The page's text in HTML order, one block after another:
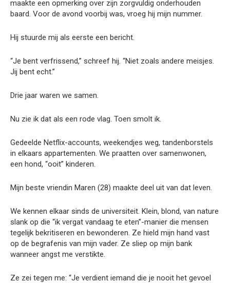
maakte een opmerking over zijn zorgvuldig onderhouden
baard. Voor de avond voorbij was, vroeg hij mijn nummer.
Hij stuurde mij als eerste een bericht.
“Je bent verfrissend,” schreef hij. “Niet zoals andere meisjes.
Jij bent echt.”
Drie jaar waren we samen.
Nu zie ik dat als een rode vlag. Toen smolt ik.
Gedeelde Netflix-accounts, weekendjes weg, tandenborstels
in elkaars appartementen. We praatten over samenwonen,
een hond, “ooit” kinderen.
Mijn beste vriendin Maren (28) maakte deel uit van dat leven.
We kennen elkaar sinds de universiteit. Klein, blond, van nature
slank op die “ik vergat vandaag te eten”-manier die mensen
tegelijk bekritiseren en bewonderen. Ze hield mijn hand vast
op de begrafenis van mijn vader. Ze sliep op mijn bank
wanneer angst me verstikte.
Ze zei tegen me: “Je verdient iemand die je nooit het gevoel